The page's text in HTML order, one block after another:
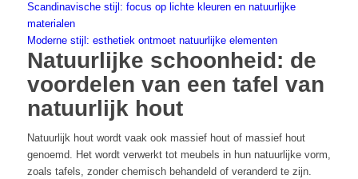
Scandinavische stijl: focus op lichte kleuren en natuurlijke
materialen
Moderne stijl: esthetiek ontmoet natuurlijke elementen
Natuurlijke schoonheid: de
voordelen van een tafel van
natuurlijk hout
Natuurlijk hout wordt vaak ook massief hout of massief hout
genoemd. Het wordt verwerkt tot meubels in hun natuurlijke vorm,
zoals tafels, zonder chemisch behandeld of veranderd te zijn.